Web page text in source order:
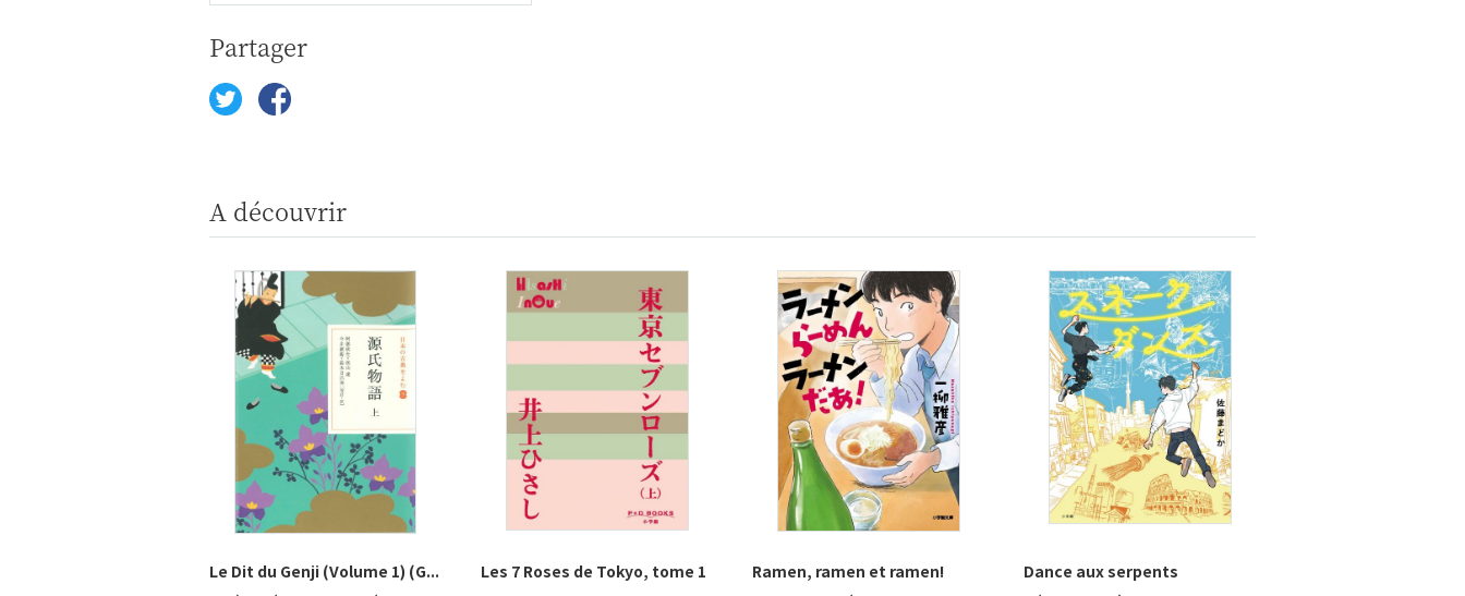
Partager
A découvrir
Le Dit du Genji (Volume 1) (G...
Les 7 Roses de Tokyo, tome 1
Ramen, ramen et ramen!
Dance aux serpents